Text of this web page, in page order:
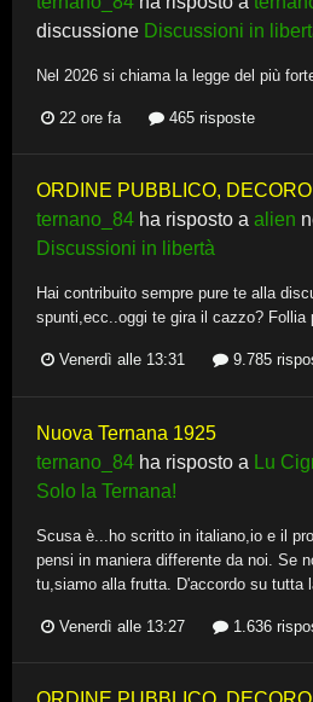
discussione Discussioni in
Nel 2026 si chiama la legge del più
22 ore fa 465 risposte
ORDINE PUBBLICO,
ternano_84 ha risposto a alien
Discussioni in libertà
Hai contribuito sempre pure te alla
spunti,ecc..oggi te gira il cazzo? Follia
Venerdì alle 13:31 9.785
Nuova Ternana 1925
ternano_84 ha risposto a Lu
Solo la Ternana!
Scusa è...ho scritto in italiano,io e il
pensi in maniera differente da noi. Se
tu,siamo alla frutta. D'accordo su tutta
Venerdì alle 13:27 1.636